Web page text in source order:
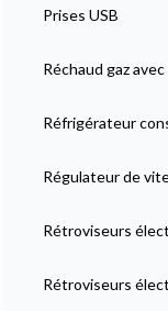
Prises USB
Réchaud gaz avec
Réfrigérateur
Régulateur de
Rétroviseurs
Rétroviseurs